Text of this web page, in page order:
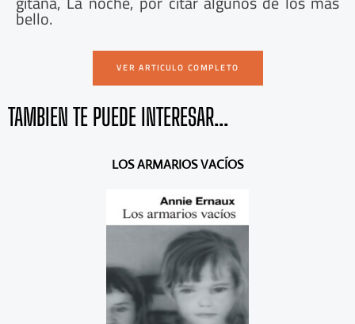
bello.
VER ARTICULO COMPLETO
TAMBIEN TE PUEDE INTERESAR...
LOS ARMARIOS VACÍOS